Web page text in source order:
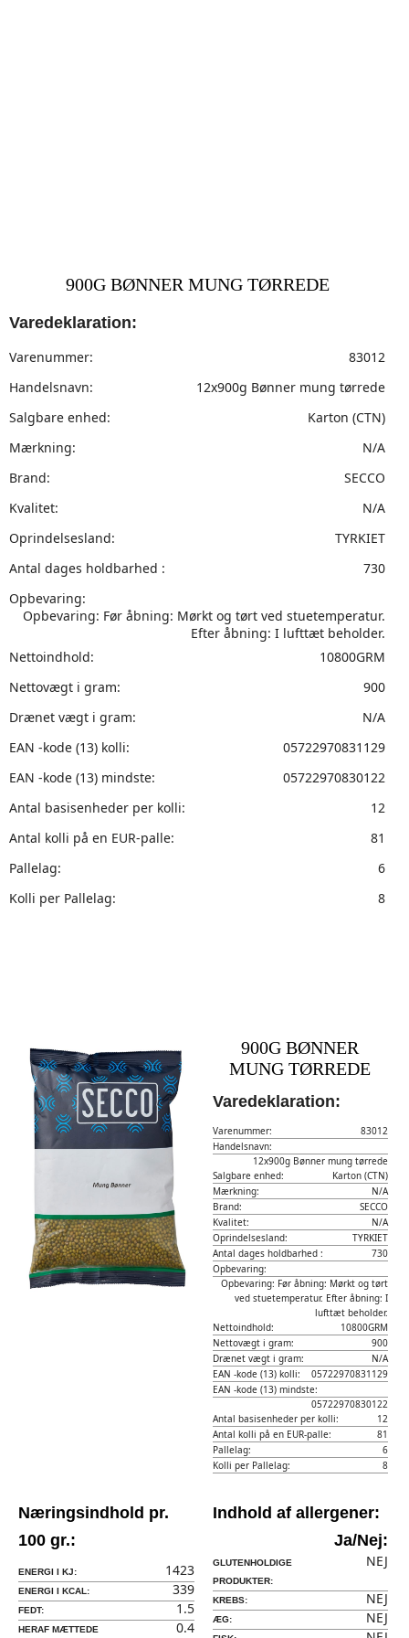
900G BØNNER MUNG TØRREDE
Varedeklaration:
Varenummer:
83012
Handelsnavn:
12x900g Bønner mung tørrede
Salgbare enhed:
Karton (CTN)
Mærkning:
N/A
Brand:
SECCO
Kvalitet:
N/A
Oprindelsesland:
TYRKIET
Antal dages holdbarhed :
730
Opbevaring:
Opbevaring: Før åbning: Mørkt og tørt ved stuetemperatur.
Efter åbning: I lufttæt beholder.
Nettoindhold:
10800GRM
Nettovægt i gram:
900
Drænet vægt i gram:
N/A
EAN -kode (13) kolli:
05722970831129
EAN -kode (13) mindste:
05722970830122
Antal basisenheder per kolli:
12
Antal kolli på en EUR-palle:
81
Pallelag:
6
Kolli per Pallelag:
8
900G BØNNER
MUNG TØRREDE
Varedeklaration:
Varenummer:
83012
Handelsnavn:
12x900g Bønner mung tørrede
Salgbare enhed:
Karton (CTN)
Mærkning:
N/A
Brand:
SECCO
Kvalitet:
N/A
Oprindelsesland:
TYRKIET
Antal dages holdbarhed :
730
Opbevaring:
Opbevaring: Før åbning: Mørkt og tørt
ved stuetemperatur. Efter åbning: I
lufttæt beholder.
Nettoindhold:
10800GRM
Nettovægt i gram:
900
Drænet vægt i gram:
N/A
EAN -kode (13) kolli:
05722970831129
EAN -kode (13) mindste:
05722970830122
Antal basisenheder per kolli:
12
Antal kolli på en EUR-palle:
81
Pallelag:
6
Kolli per Pallelag:
8
Næringsindhold pr.
100 gr.:
ENERGI I KJ: 1423
ENERGI I KCAL: 339
FEDT: 1.5
HERAF MÆTTEDE 0.4
Indhold af allergener:
Ja/Nej:
GLUTENHOLDIGE
PRODUKTER:
NEJ
KREBS: NEJ
ÆG: NEJ